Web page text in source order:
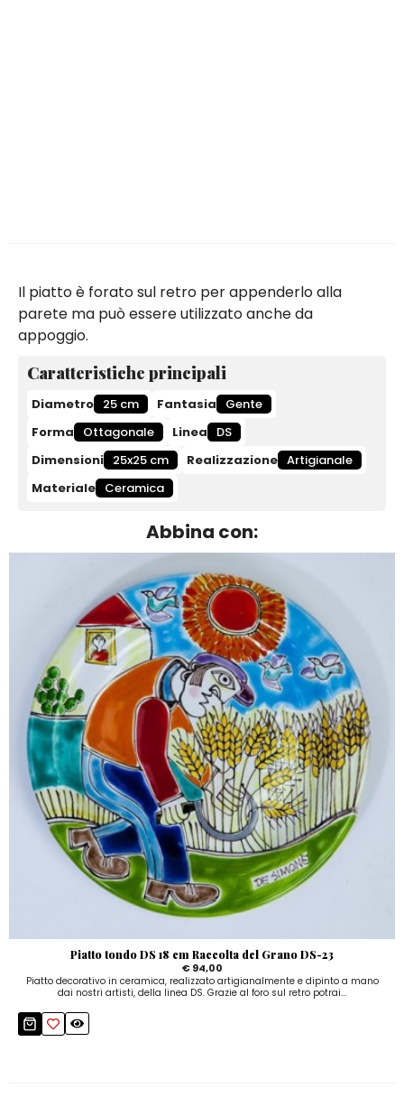
Il piatto è forato sul retro per appenderlo alla
parete ma può essere utilizzato anche da
appoggio.
Caratteristiche principali
Diametro 25 cm Fantasia
Gente
Forma
Ottagonale Linea
DS
Dimensioni 25x25 cm Realizzazione Artigianale
Materiale Ceramica
Abbina con:
Piatto tondo DS 18 cm Raccolta del Grano DS-23
€ 94,00
Piatto decorativo in ceramica, realizzato artigianalmente e dipinto a mano
dai nostri artisti, della linea DS. Grazie al foro sul retro potrai...